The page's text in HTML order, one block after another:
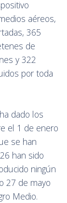
aéreos,
365
de
y 322
por toda
dado los
el 1 de enero
se han
han sido
ningún
27 de mayo
Medio.